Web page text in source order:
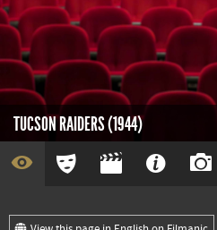
TUCSON RAIDERS (1944)